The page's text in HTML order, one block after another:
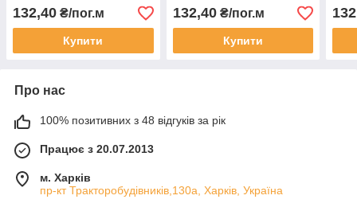
132,40 ₴/пог.м
Купити
132,40₴/пог.м
Купити
Про нас
100% позитивних з 48 відгуків за рік
Працює з 20.07.2013
м. Харків
пр-кт Тракторобудівників,130а, Харків, Україна